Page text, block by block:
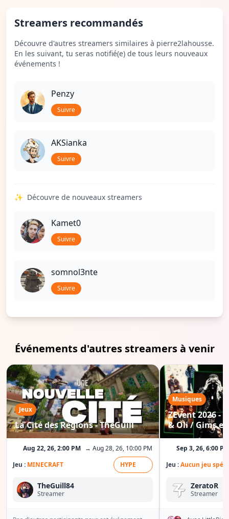
Streamers recommandés
Découvre d'autres streamers similaires à pierre2lahousse.
En les suivant, tu seras notifié(e) de tous leurs nouveaux
événements !
Penzy
Suivre
AKSianka
Suivre
✨ Découvre de nouveaux streamers
Kamet0
Suivre
somnol3nte
Suivre
Événements d'autres streamers à venir
Jeux
La Cité des Régions - TheGuill
Aug 22, 26, 2:00 PM → Aug 28, 26, 10:00 PM
Jeu : MINECRAFT HYPE
TheGuill84
Streamer
Musiques
ZEvent 2026 -
& Oli / Gims
Sep 3, 26, 6:00 PM
Jeu :Aucun jeu
ZeratoR
Streamer